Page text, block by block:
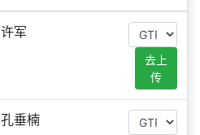
许军
去上
传
孔垂楠